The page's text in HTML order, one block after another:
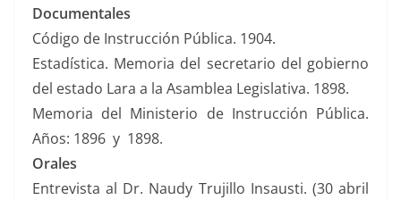
Doc­u­men­tales
Códi­go de Instruc­ción Públi­ca. 1904.
Estadís­ti­ca. Memo­ria del sec­re­tario del gob­ier­no
del esta­do Lara a la Asam­blea Leg­isla­ti­va. 1898.
Memo­ria del Min­is­te­rio de Instruc­ción Públi­ca.
Años: 1896 y 1898.
Orales
Entre­vista al Dr. Naudy Tru­jil­lo Insausti. (30 abril